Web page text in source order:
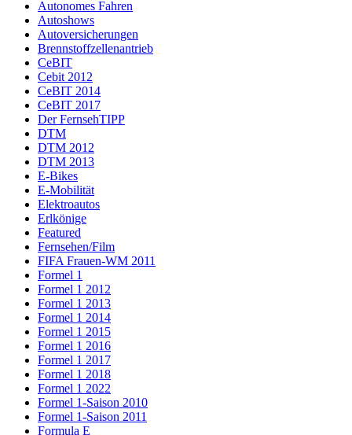
Autonomes Fahren
Autoshows
Autoversicherungen
Brennstoffzellenantrieb
CeBIT
Cebit 2012
CeBIT 2014
CeBIT 2017
Der FernsehTIPP
DTM
DTM 2012
DTM 2013
E-Bikes
E-Mobilität
Elektroautos
Erlkönige
Featured
Fernsehen/Film
FIFA Frauen-WM 2011
Formel 1
Formel 1 2012
Formel 1 2013
Formel 1 2014
Formel 1 2015
Formel 1 2016
Formel 1 2017
Formel 1 2018
Formel 1 2022
Formel 1-Saison 2010
Formel 1-Saison 2011
Formula E